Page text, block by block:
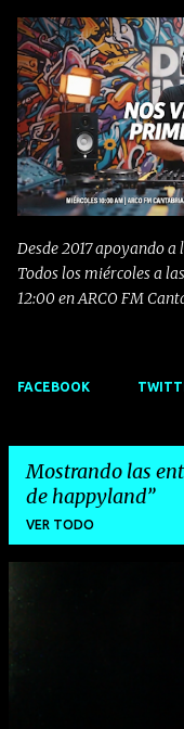
Desde 2017 apoyando a
Todos los miércoles a
12:00 en ARCO FM
FACEBOOK
Mostrando las
de happyland
VER TODO
E